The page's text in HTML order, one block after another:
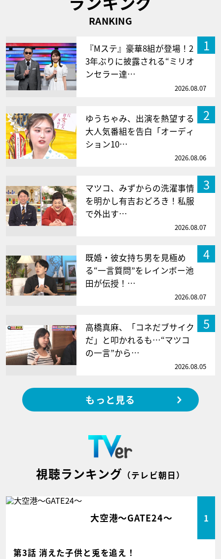
RANKING
1
『Mステ』豪華8組が登場！2
3年ぶりに披露される“ミリオ
ンセラー達…
2026.08.07
2
ゆうちゃみ、出演を熱望する
大人気番組を告白「オーディ
ション10…
2026.08.06
3
マツコ、みずからの洗濯事情
を明かし有吉おどろき！私服
で外出す…
2026.08.07
4
既婚・彼女持ち男を見極め
る“一言質問”をレインボー池
田が伝授！…
2026.08.07
5
高橋真麻、「コネだブサイク
だ」と叩かれるも…“マツコ
の一言”から…
2026.08.05
もっと見る
視聴ランキング （テレビ朝日）
大空港～GATE24～ 1
第3話 消えた子供と兎を追え！